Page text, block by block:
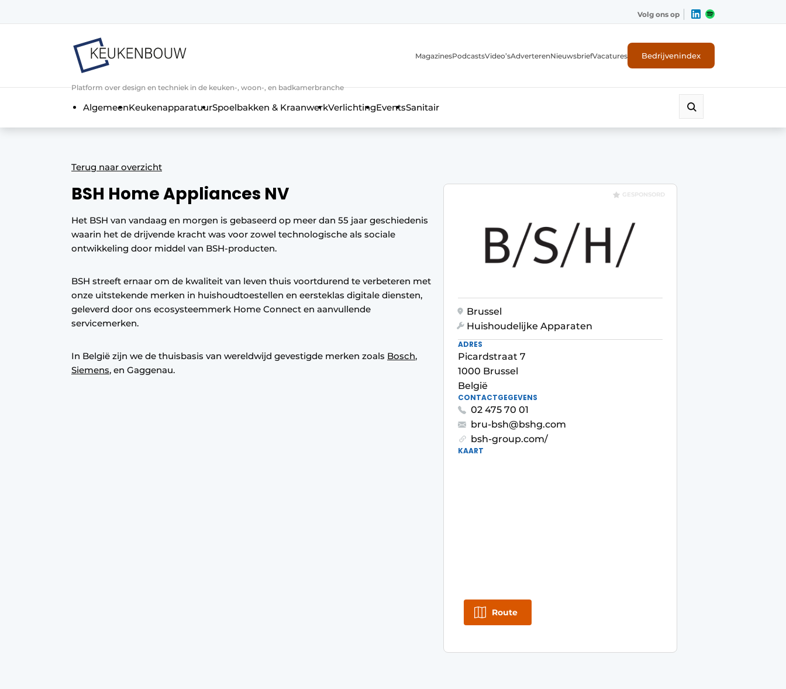
Algemene voorwaarden
Meest gelezen
Nieuwsbrief
Podcasts
Privacy / Cookie statement
Vacature aanmelden
Video’s
Volg ons op
Platform over design en techniek in de keuken-, woon-, en badkamerbranche
MagazinesPodcastsVideo’sAdverterenNieuwsbriefVacatures Bedrijvenindex
AlgemeenKeukenapparatuurSpoelbakken & KraanwerkVerlichtingEventsSanitair
Terug naar overzicht
BSH Home Appliances NV
Het BSH van vandaag en morgen is gebaseerd op meer dan 55 jaar geschiedenis
waarin het de drijvende kracht was voor zowel technologische als sociale
ontwikkeling door middel van BSH-producten.
BSH streeft ernaar om de kwaliteit van leven thuis voortdurend te verbeteren met
onze uitstekende merken in huishoudtoestellen en eersteklas digitale diensten,
geleverd door ons ecosysteemmerk Home Connect en aanvullende
servicemerken.
In België zijn we de thuisbasis van wereldwijd gevestigde merken zoals Bosch,
Siemens, en Gaggenau.
GESPONSORD
Brussel
Huishoudelijke Apparaten
ADRES
Picardstraat 7
1000 Brussel
België
CONTACTGEGEVENS
02 475 70 01
bru-bsh@bshg.com
bsh-group.com/
KAART
Route